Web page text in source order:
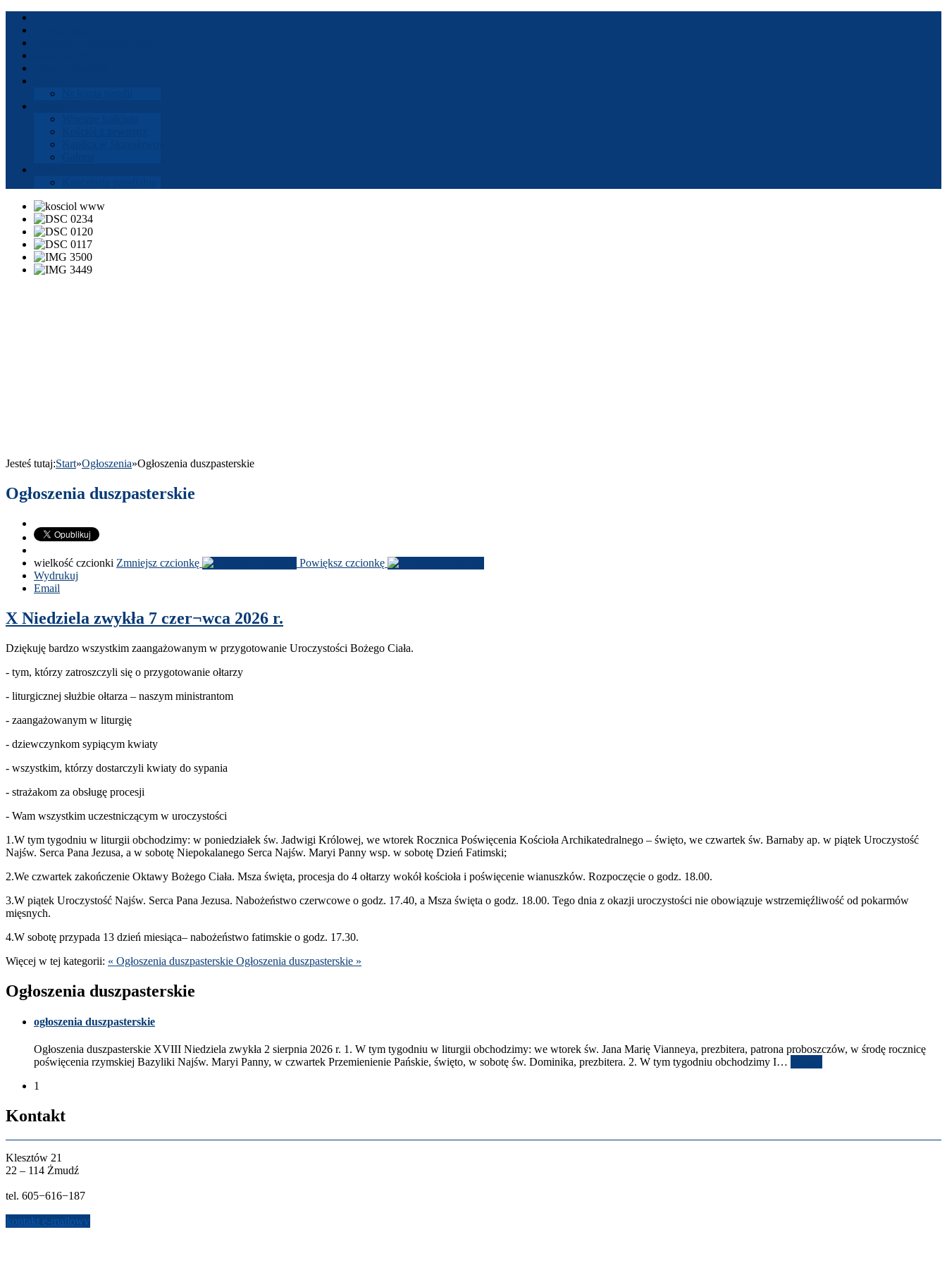
Jesteś tutaj:Start»Ogłoszenia»Ogłoszenia dusz­paster­skie
Ogłoszenia duszpasterskie
wielkość czcionki Zmniejsz czcionkę
Pow­iększ czcionkę
Wydrukuj
Email
X Niedziela zwykła 7 czer¬wca 2026 r.
Dziękuję bardzo wszys­tkim zaan­gażowanym w przy­go­towanie Uroczys­tości Bożego Ciała.
- tym, którzy zatroszczyli się o przy­go­towanie ołtarzy
- litur­gicznej służ­bie ołtarza – naszym ministrantom
- zaan­gażowanym w liturgię
- dziew­czynkom syp­ią­cym kwiaty
- wszys­tkim, którzy dostar­czyli kwiaty do sypania
- strażakom za obsługę procesji
- Wam wszys­tkim uczest­niczą­cym w uroczystości
1 .W tym tygod­niu w liturgii obchodz­imy: w poniedzi­ałek św. Jad­wigi Królowej, we wtorek Rocznica Poświęce­nia Koś­cioła Archikat­e­dral­nego – święto, we czwartek św. Barn­aby ap. w piątek Uroczys­tość
Najśw. Serca Pana Jezusa, a w sobotę Niepokalanego Serca Najśw. Maryi Panny wsp. w sobotę Dzień Fatimski;
2.We czwartek zakończe­nie Oktawy Bożego Ciała. Msza święta, pro­cesja do 4 ołtarzy wokół koś­cioła i poświęce­nie wianuszków. Rozpoczę­cie o godz. 18.00.
3.W piątek Uroczys­tość Najśw. Serca Pana Jezusa. Nabożeństwo czer­w­cowe o godz. 17.40, a Msza święta o godz. 18.00. Tego dnia z okazji uroczys­tości nie obow­iązuje wstrzemięźli­wość od pokar­mów
mięsnych.
4.W sobotę przy­pada 13 dzień miesiąca– nabożeństwo fatim­skie o godz. 17.30.
Więcej w tej kat­e­gorii: « Ogłoszenia dusz­paster­skie Ogłoszenia dusz­paster­skie »
Ogłoszenia dusz­paster­skie
ogłoszenia dusz­paster­skie
Ogłoszenia dusz­paster­skie XVIII Niedziela zwykła 2 sierp­nia 2026 r. 1 . W tym tygod­niu w liturgii obchodz­imy: we wtorek św. Jana Marię Vian­neya, prezbit­era, patrona pro­boszczów, w środę rocznicę
poświęce­nia rzym­skiej Bazy­liki Najśw. Maryi Panny, w czwartek Przemie­nie­nie Pańskie, święto, w sobotę św. Dominika, prezbit­era. 2. W tym tygod­niu obchodz­imy I…
1
Kon­takt
Klesztów 21
22 – 114 Żmudź
tel. 605−616−187
kon­takt e-​mailowy